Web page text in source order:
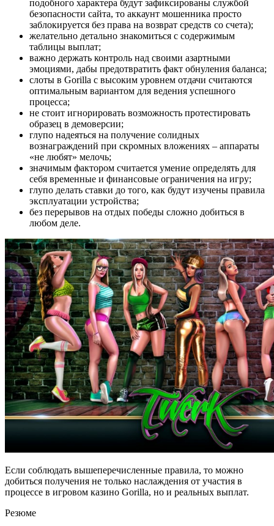
подобного характера будут зафиксированы службой
безопасности сайта, то аккаунт мошенника просто
заблокируется без права на возврат средств со счета);
желательно детально знакомиться с содержимым
таблицы выплат;
важно держать контроль над своими азартными
эмоциями, дабы предотвратить факт обнуления баланса;
слоты в Gorilla с высоким уровнем отдачи считаются
оптимальным вариантом для ведения успешного
процесса;
не стоит игнорировать возможность протестировать
образец в демоверсии;
глупо надеяться на получение солидных
вознаграждений при скромных вложениях – аппараты
«не любят» мелочь;
значимым фактором считается умение определять для
себя временные и финансовые ограничения на игру;
глупо делать ставки до того, как будут изучены правила
эксплуатации устройства;
без перерывов на отдых победы сложно добиться в
любом деле.
Если соблюдать вышеперечисленные правила, то можно
добиться получения не только наслаждения от участия в
процессе в игровом казино Gorilla, но и реальных выплат.
Резюме